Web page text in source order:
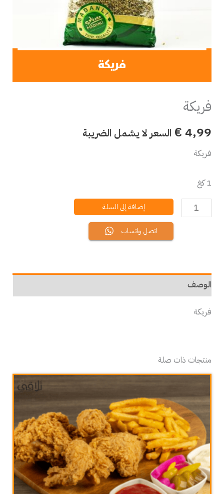
فريكة
€ 4,99 السعر لا يشمل الضريبة
فريكة
1 كغ
إضافة إلى السلة
اتصل واتساب
الوصف
فريكة
منتجات ذات صلة